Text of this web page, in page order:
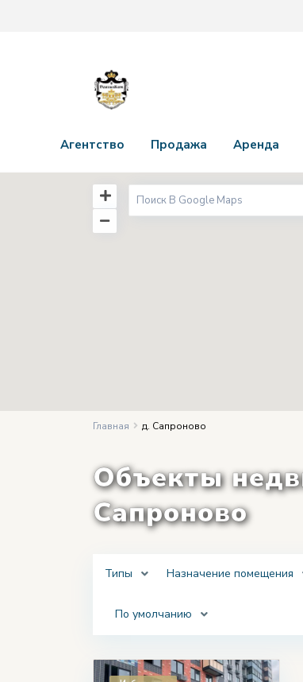
Агентство Продажа Аренда
Главная д. Сапроново
Объекты
Сапроново
Типы Назначение помещения
По умолчанию